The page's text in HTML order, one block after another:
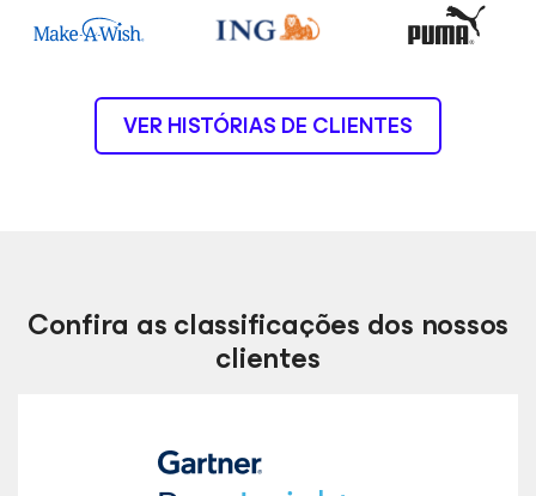
VER HISTÓRIAS DE CLIENTES
Confira as classificações dos nossos
clientes